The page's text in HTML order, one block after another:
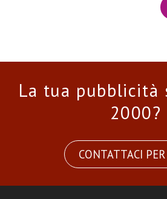
La tua pubblicità
2000?
CONTATTACI